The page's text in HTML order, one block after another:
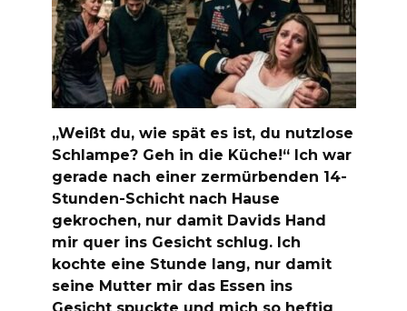
„Weißt du, wie spät es ist, du nutzlose
Schlampe? Geh in die Küche!“ Ich war
gerade nach einer zermürbenden 14-
Stunden-Schicht nach Hause
gekrochen, nur damit Davids Hand
mir quer ins Gesicht schlug. Ich
kochte eine Stunde lang, nur damit
seine Mutter mir das Essen ins